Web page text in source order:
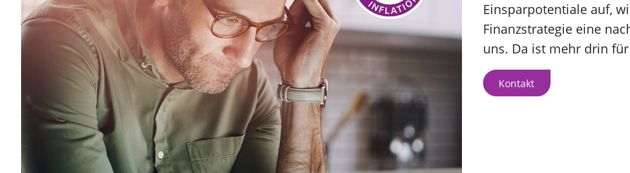
Einsparpotentiale auf,
Finanzstrategie eine
uns. Da ist mehr drin für
Kontakt